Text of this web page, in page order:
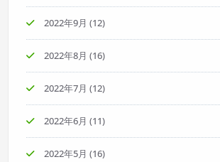
2022年9月 (12)
2022年8月 (16)
2022年7月 (12)
2022年6月 (11)
2022年5月 (16)